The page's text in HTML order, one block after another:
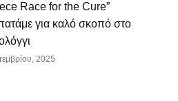
Race for the Cure”
για καλό σκοπό στο
2025